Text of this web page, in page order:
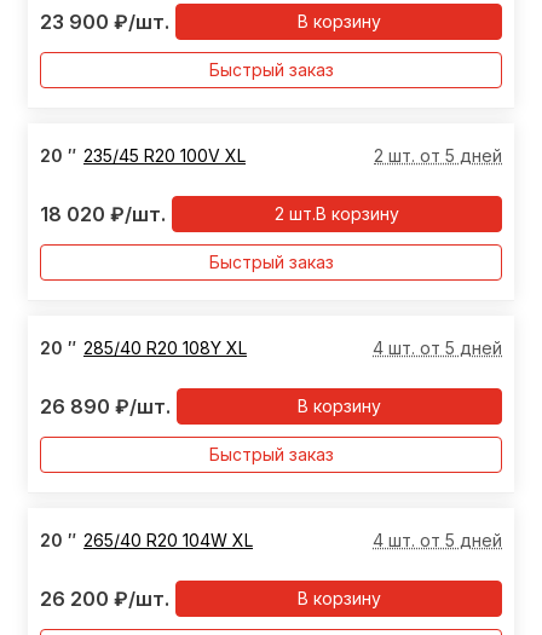
23 900 ₽/шт. В корзину
Быстрый заказ
20 ″ 235/45 R20 100V XL 2 шт. от 5 дней
18 020 ₽/шт. В корзину
2 шт.
Быстрый заказ
20 ″ 285/40 R20 108Y XL 4 шт. от 5 дней
26 890 ₽/шт. В корзину
Быстрый заказ
20 ″ 265/40 R20 104W XL 4 шт. от 5 дней
26 200 ₽/шт. В корзину